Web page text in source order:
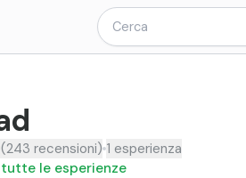
(243 recensioni) 1 esperienza
le esperienze